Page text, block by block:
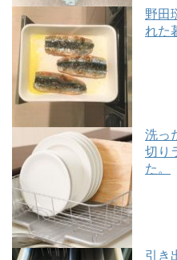
野田
れた
洗っ
切り
た。
引き